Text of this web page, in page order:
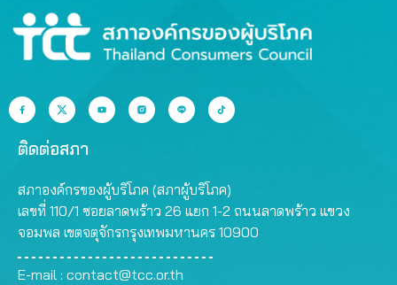
ติดต่อสภา
สภาองค์กรของผู้บริโภค (สภาผู้บริโภค)
เลขที่ 110/1 ซอยลาดพร้าว 26 แยก 1-2 ถนนลาดพร้าว แขวง
จอมพล เขตจตุจักรกรุงเทพมหานคร 10900
E-mail : contact@tcc.or.th